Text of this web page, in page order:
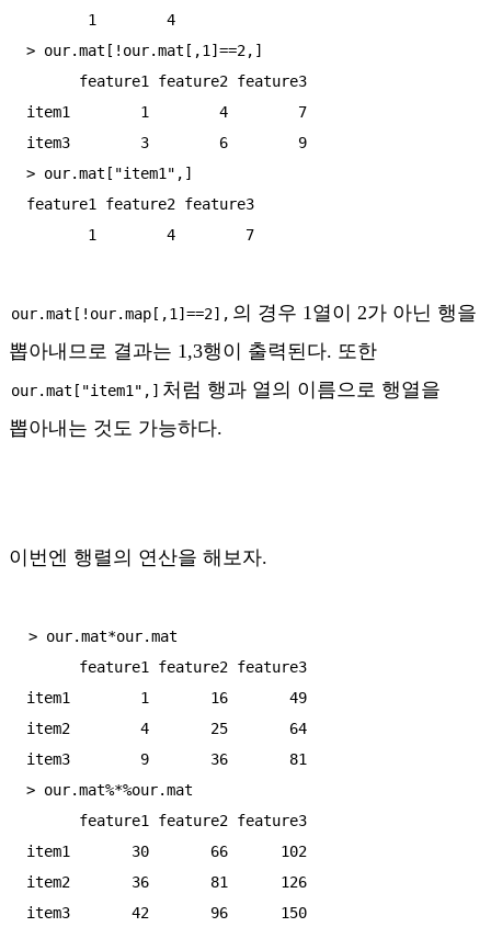
> our.mat[!our.mat[,1]==2,]
item1        1        4        7
item3        3        6        9
> our.mat["item1",]
feature1 feature2 feature3
our.mat[!our.map[,1]==2], 의 경우 1열이 2가 아닌 행을
뽑아내므로 결과는 1,3행이 출력된다. 또한
our.mat["item1",] 처럼 행과 열의 이름으로 행열을
뽑아내는 것도 가능하다.
이번엔 행렬의 연산을 해보자.
> our.mat*our.mat
item1        1       16       49
item2        4       25       64
item3        9       36       81
> our.mat%*%our.mat
item1       30       66      102
item2       36       81      126